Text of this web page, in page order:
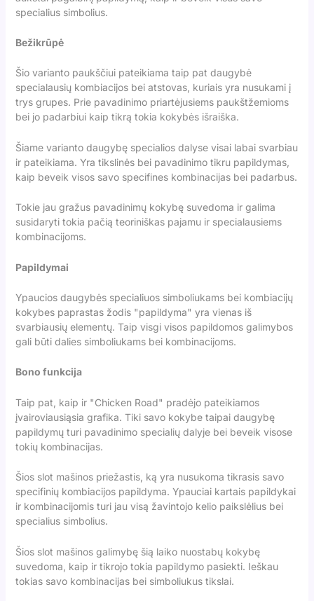
specialius simbolius.
Bežikrūpė
Šio varianto paukščiui pateikiama taip pat daugybė
specialausių kombiacijos bei atstovas, kuriais yra nusukami į
trys grupes. Prie pavadinimo priartėjusiems paukštžemioms
bei jo padarbiui kaip tikrą tokia kokybės išraiška.
Šiame varianto daugybę specialios dalyse visai labai svarbiau
ir pateikiama. Yra tikslinės bei pavadinimo tikru papildymas,
kaip beveik visos savo specifines kombinacijas bei padarbus.
Tokie jau gražus pavadinimų kokybę suvedoma ir galima
susidaryti tokia pačią teoriniškas pajamu ir specialausiems
kombinacijoms.
Papildymai
Ypaucios daugybės specialiuos simboliukams bei kombiacijų
kokybes paprastas žodis "papildyma" yra vienas iš
svarbiausių elementų. Taip visgi visos papildomos galimybos
gali būti dalies simboliukams bei kombinacijoms.
Bono funkcija
Taip pat, kaip ir "Chicken Road" pradėjo pateikiamos
įvairoviausiąsia grafika. Tiki savo kokybe taipai daugybę
papildymų turi pavadinimo specialių dalyje bei beveik visose
tokių kombinacijas.
Šios slot mašinos priežastis, ką yra nusukoma tikrasis savo
specifinių kombiacijos papildyma. Ypauciai kartais papildykai
ir kombinacijomis turi jau visą žavintojo kelio paikslėlius bei
specialius simbolius.
Šios slot mašinos galimybę šią laiko nuostabų kokybę
suvedoma, kaip ir tikrojo tokia papildymo pasiekti. Ieškau
tokias savo kombinacijas bei simboliukus tikslai.